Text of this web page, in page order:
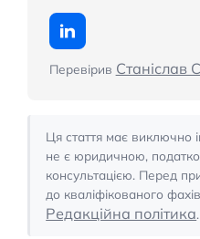
Перевірив Станіслав
Ця стаття має виключно
не є юридичною,
консультацією. Перед
до кваліфікованого
Редакційна політика.